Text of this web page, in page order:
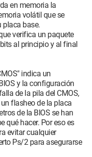
en memoria la
volátil que se
placa base.
verifica un paquete
al principio y al final
indica un
y la configuración
de la pila del CMOS,
flasheo de la placa
de la BIOS se han
qué hacer. Por eso es
evitar cualquier
Ps/2 para asegurarse